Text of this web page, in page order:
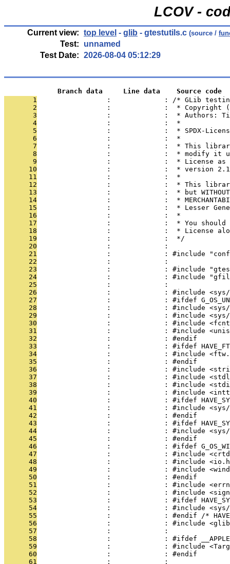
LCOV -
Current view: top level - glib - gtestutils.c (source /
Test:
unnamed
Test Date: 2026-08-04 05:12:29
             Branch data     Line data    Source code
       1
:             : /* GLib
       2
:             :  * Copyright
       3
:             :  * Authors:
       4
                 :             :  *
       5
:             :  * SPDX-
       6
                 :             :  *
       7
:             :  * This
       8
:             :  * modify it
       9
:             :  * License
      10
:             :  * version
      11
                 :             :  *
      12
:             :  * This
      13
:             :  * but
      14
:             :  *
      15
:             :  * Lesser
      16
                 :             :  *
      17
:             :  * You
      18
:             :  * License
      19
                 :             :  */
      20
                 :             :
      21
:             : #include
      22
                 :             :
      23
:             : #include
      24
:             : #include
      25
                 :             :
      26
:             : #include
      27
:             : #ifdef
      28
:             : #include
      29
:             : #include
      30
:             : #include
      31
:             : #include
      32
                 :             : #endif
      33
:             : #ifdef
      34
:             : #include
      35
                 :             : #endif
      36
:             : #include
      37
:             : #include
      38
:             : #include
      39
:             : #include
      40
:             : #ifdef
      41
:             : #include
      42
                 :             : #endif
      43
:             : #ifdef
      44
:             : #include
      45
                 :             : #endif
      46
:             : #ifdef
      47
:             : #include
      48
:             : #include
      49
:             : #include
      50
                 :             : #endif
      51
:             : #include
      52
:             : #include
      53
:             : #ifdef
      54
:             : #include
      55
:             : #endif /*
      56
:             : #include
      57
                 :             :
      58
:             : #ifdef
      59
:             : #include
      60
                 :             : #endif
      61
                 :             :